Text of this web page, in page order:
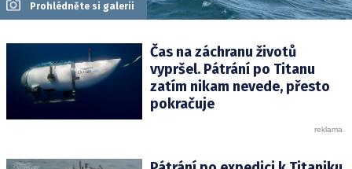
Prohlédněte si galerii
Čas na záchranu životů
vypršel. Pátrání po Titanu
zatím nikam nevede, přesto
pokračuje